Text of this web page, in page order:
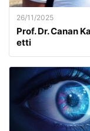
26/11/2025
Prof. Dr. Canan
etti